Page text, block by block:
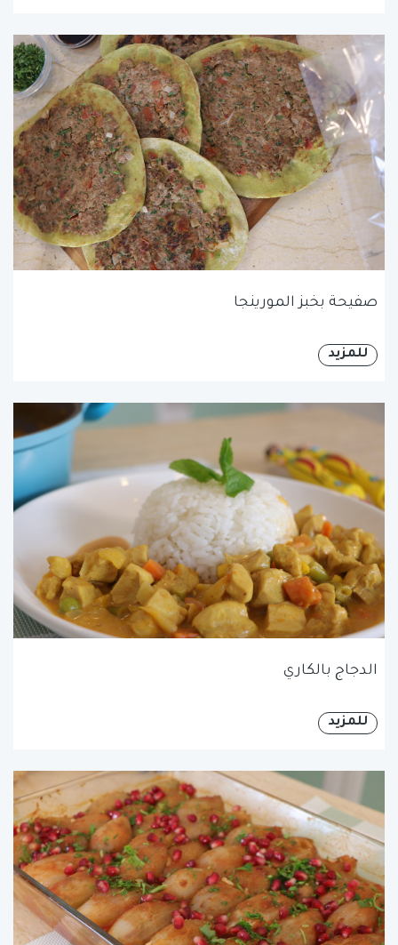
صفيحة بخبز المورينجا
للمزيد
الدجاج بالكاري
للمزيد